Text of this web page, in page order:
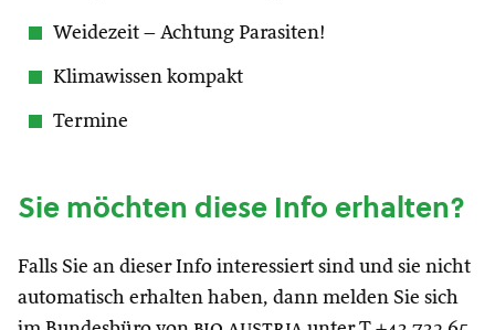
Weidezeit – Achtung Parasiten!
Klimawissen kompakt
Termine
Sie möchten diese Info erhalten?
Falls Sie an dieser Info interessiert sind und sie nicht
automatisch erhalten haben, dann melden Sie sich